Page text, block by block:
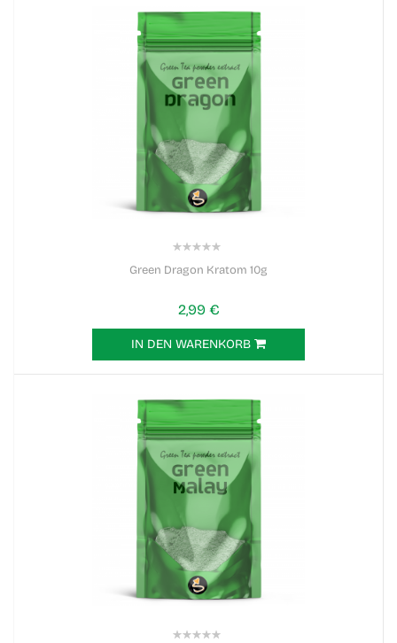
Green Dragon Kratom 10g
2,99 €
IN DEN WARENKORB